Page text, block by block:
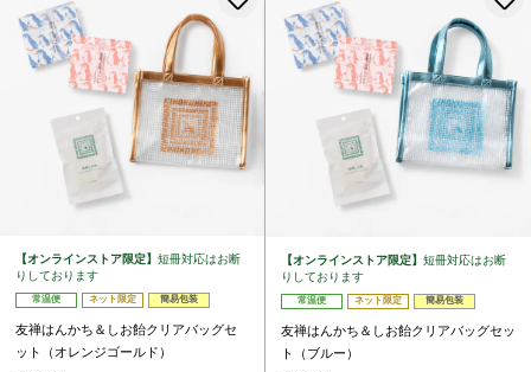
【オンラインストア限定】 短冊対応はお断
りしております
常温便 ネット限定 簡易包装
友禅はんかち＆しお飴クリアバッグセ
ット（オレンジゴールド）
【オンラインストア限定】 短冊対応はお断
りしております
常温便 ネット限定 簡易包装
友禅はんかち＆しお飴クリアバッグセッ
ト（ブルー）